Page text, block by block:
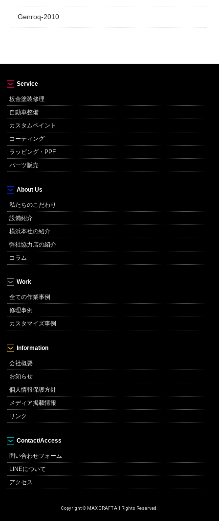
Genroq-2010
Service
板金塗装修理
自動車整備
カスタムペイント
コーティング
ラッピング・PPF
パーツ販売
About Us
私たちのこだわり
設備紹介
横浜本社の紹介
弊社協力店の紹介
コラム
Work
全ての作業事例
修理事例
カスタマイズ事例
Information
会社概要
お知らせ
個人情報保護方針
メディア掲載情報
リンク
Contact/Access
問い合わせフォーム
LINEについて
アクセス
Copyright © MAX CRAFT All Rights Reserved.